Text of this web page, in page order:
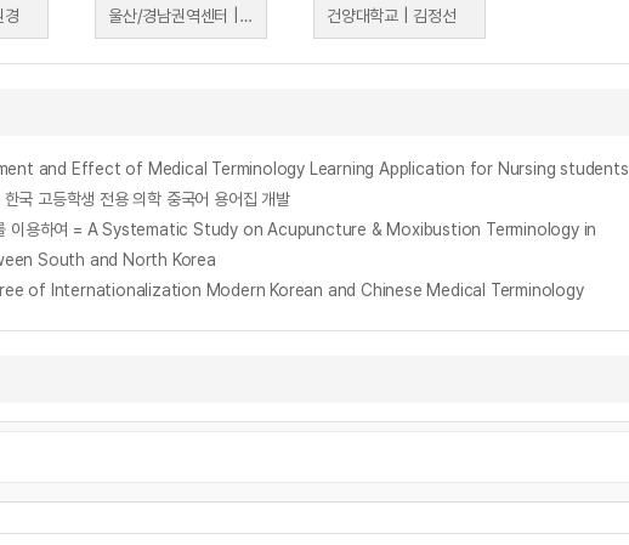
경
울산/경남권역센터 | 강성금
건양대학교 | 김정선
and Effect of Medical Terminology Learning Application for Nursing students
고등학생 전용 의학 중국어 용어집 개발
이용하여 = A Systematic Study on Acupuncture & Moxibustion Terminology in
South and North Korea
of Internationalization Modern Korean and Chinese Medical Terminology